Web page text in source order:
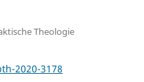
Theologie
2020-3178